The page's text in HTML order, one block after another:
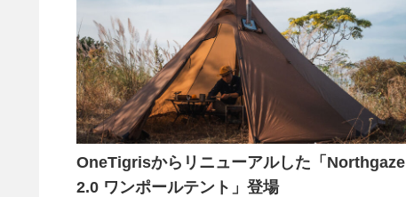
OneTigrisからリニューアルした「Northgaze
2.0 ワンポールテント」登場